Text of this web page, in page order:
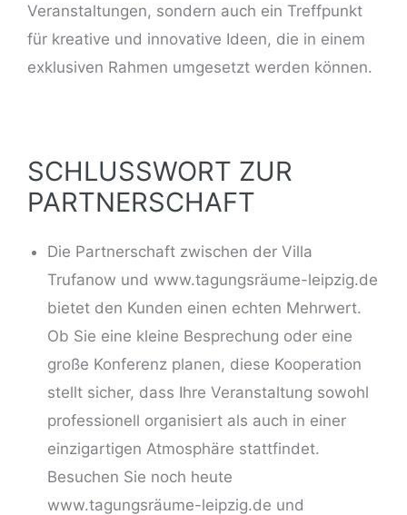
Veranstaltungen, sondern auch ein Treffpunkt
für kreative und innovative Ideen, die in einem
exklusiven Rahmen umgesetzt werden können.
SCHLUSSWORT ZUR
PARTNERSCHAFT
Die Partnerschaft zwischen der Villa
Trufanow und www.tagungsräume-leipzig.de
bietet den Kunden einen echten Mehrwert.
Ob Sie eine kleine Besprechung oder eine
große Konferenz planen, diese Kooperation
stellt sicher, dass Ihre Veranstaltung sowohl
professionell organisiert als auch in einer
einzigartigen Atmosphäre stattfindet.
Besuchen Sie noch heute
www.tagungsräume-leipzig.de und